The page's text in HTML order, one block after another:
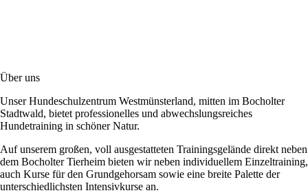
Über uns
Unser Hundeschulzentrum Westmünsterland, mitten im Bocholter
Stadtwald, bietet professionelles und abwechslungsreiches
Hundetraining in schöner Natur.
Auf unserem großen, voll ausgestatteten Trainingsgelände direkt neben
dem Bocholter Tierheim bieten wir neben individuellem Einzeltraining,
auch Kurse für den Grundgehorsam sowie eine breite Palette der
unterschiedlichsten Intensivkurse an.